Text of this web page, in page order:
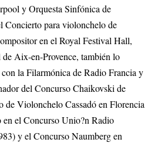
y Orquesta Sinfónica de
Concierto para violonchelo de
en el Royal Festival Hall,
Aix-en-Provence, también lo
la Filarmónica de Radio Francia y
del Concurso Chaikovski de
de Violonchelo Cassadó en Florencia
el Concurso Unio?n Radio
y el Concurso Naumberg en